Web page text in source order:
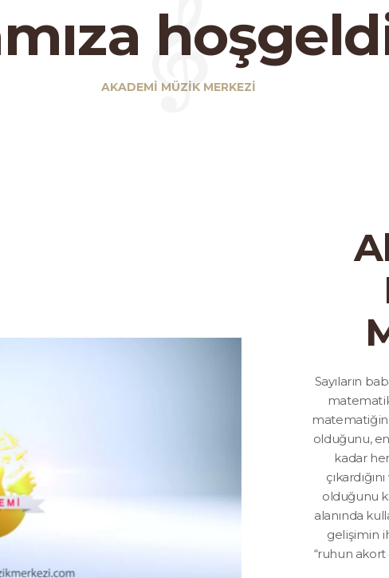
AKADEMI MÜZIK MERKEZI
Sayıların
olduğunu,
kadar
olduğunu
alanında
gelişimin
“ruhun akort